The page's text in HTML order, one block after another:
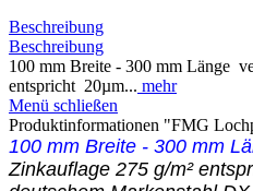
Beschreibung
Beschreibung
100 mm Breite - 300 mm Länge
entspricht 20µm... mehr
Menü schließen
Produktinformationen "FMG
100 mm Breite - 300 mm
Zinkauflage 275 g/m²